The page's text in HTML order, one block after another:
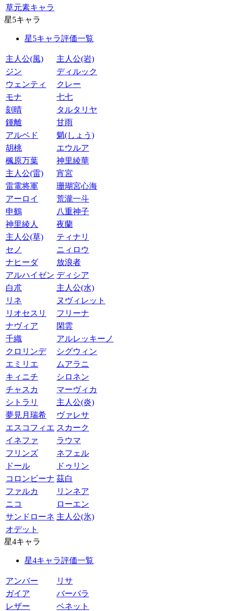
草元素キャラ
星5キャラ
星5キャラ評価一覧
主人公(風)
主人公(岩)
ジン
ディルック
ウェンティ
クレー
モナ
七七
刻晴
タルタリヤ
鍾離
甘雨
アルベド
魈(しょう)
胡桃
エウルア
楓原万葉
神里綾華
主人公(雷)
宵宮
雷電将軍
珊瑚宮心海
アーロイ
荒瀧一斗
申鶴
八重神子
神里綾人
夜蘭
主人公(草)
ティナリ
セノ
ニィロウ
ナヒーダ
放浪者
アルハイゼン ディシア
白朮
主人公(水)
リネ
ヌヴィレット
リオセスリ
フリーナ
ナヴィア
閑雲
千織
アルレッキーノ
クロリンデ
シグウィン
エミリエ
ムアラニ
キィニチ
シロネン
チャスカ
マーヴィカ
シトラリ
主人公(炎)
夢見月瑞希
ヴァレサ
エスコフィエ スカーク
イネファ
ラウマ
フリンズ
ネフェル
ドール
ドゥリン
コロンビーナ 茲白
ファルカ
リンネア
ニコ
ローエン
サンドローネ 主人公(氷)
オデット
星4キャラ
星4キャラ評価一覧
アンバー
リサ
ガイア
バーバラ
レザー
ベネット